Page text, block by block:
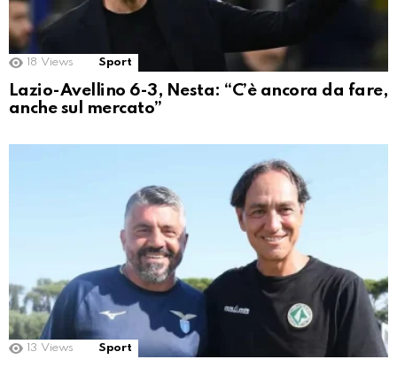
18 Views Sport
Lazio-Avellino 6-3, Nesta: “C’è ancora da fare,
anche sul mercato”
13 Views Sport